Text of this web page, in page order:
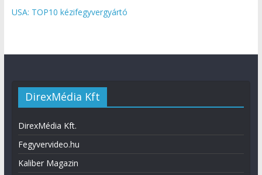
USA: TOP10 kézifegyvergyártó
DirexMédia Kft
DirexMédia Kft.
Fegyvervideo.hu
Kaliber Magazin